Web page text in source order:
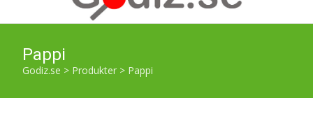
Pappi
Godiz.se > Produkter > Pappi